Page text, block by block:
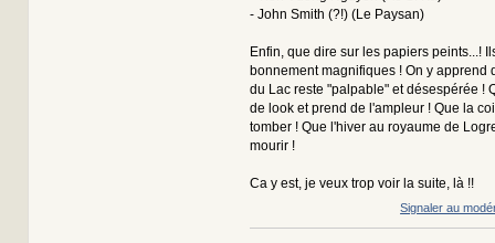
- John Smith (?!) (Le Paysan)
Enfin, que dire sur les papiers peints...!
bonnement magnifiques ! On y apprend
du Lac reste "palpable" et désespérée !
de look et prend de l'ampleur ! Que la
tomber ! Que l'hiver au royaume de
mourir !
Ca y est, je veux trop voir la suite, là !!
Signaler au